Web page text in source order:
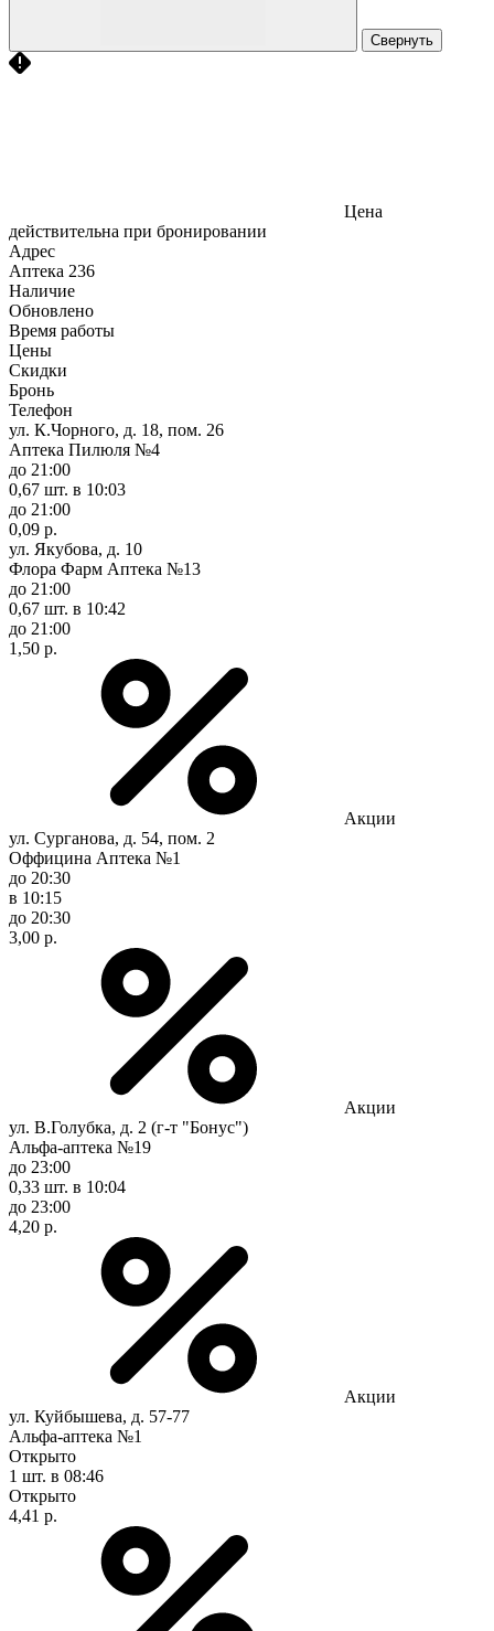
Свернуть
Цена
действительна при бронировании
Адрес
Аптека 236
Наличие
Обновлено
Время работы
Цены
Скидки
Бронь
Телефон
ул. К.Чорного, д. 18, пом. 26
Аптека Пилюля №4
до 21:00
0,67 шт. в 10:03
до 21:00
0,09 р.
ул. Якубова, д. 10
Флора Фарм Аптека №13
до 21:00
0,67 шт. в 10:42
до 21:00
1,50 р.
Акции
ул. Сурганова, д. 54, пом. 2
Оффицина Аптека №1
до 20:30
в 10:15
до 20:30
3,00 р.
Акции
ул. В.Голубка, д. 2 (г-т "Бонус")
Альфа-аптека №19
до 23:00
0,33 шт. в 10:04
до 23:00
4,20 р.
Акции
ул. Куйбышева, д. 57-77
Альфа-аптека №1
Открыто
1 шт. в 08:46
Открыто
4,41 р.